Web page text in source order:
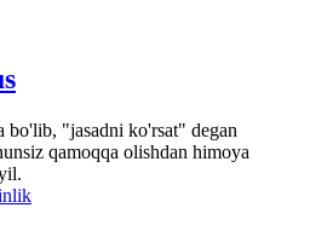
bo'lib, "jasadni ko'rsat" degan
qamoqqa olishdan himoya